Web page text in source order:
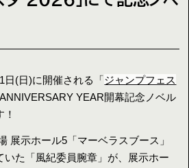
(日)に開催される「ジャンプフェス
YEAR開幕記念ノベル
展示ホール5「マーベラスブース」
いた「風紀委員腕章」が、展示ホー